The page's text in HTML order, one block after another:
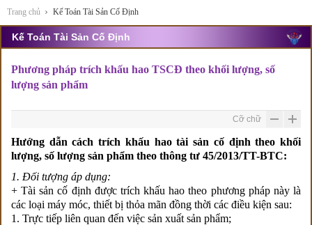
Trang chủ Kế Toán Tài Sản Cố Định
Kế Toán Tài Sản Cố Định
Phương pháp trích khấu hao TSCĐ theo khối lượng, số
lượng sản phẩm
Cỡ chữ
Hướng dẫn cách trích khấu hao tài sản cố định theo khối
lượng, số lượng sản phẩm theo thông tư 45/2013/TT-BTC:
1. Đối tượng áp dụng:
+ Tài sản cố định được trích khấu hao theo phương pháp này là
các loại máy móc, thiết bị thỏa mãn đồng thời các điều kiện sau:
1. Trực tiếp liên quan đến việc sản xuất sản phẩm;